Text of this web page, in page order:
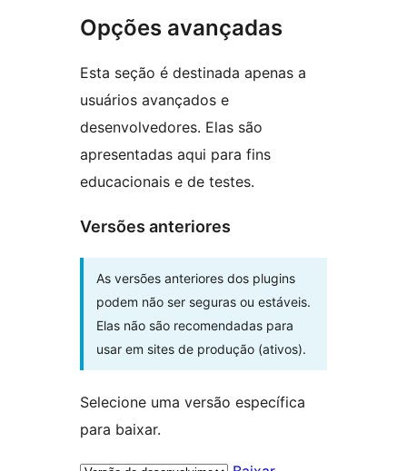
Opções avançadas
Esta seção é destinada apenas a
usuários avançados e
desenvolvedores. Elas são
apresentadas aqui para fins
educacionais e de testes.
Versões anteriores
As versões anteriores dos plugins
podem não ser seguras ou estáveis.
Elas não são recomendadas para
usar em sites de produção (ativos).
Selecione uma versão específica
para baixar.